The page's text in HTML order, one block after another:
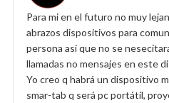
Para mi en el futuro no muy
abrazos dispositivos para
persona así que no se
llamadas no mensajes en este
Yo creo q habrá un dispositivo
smar-tab q será pc portátil,